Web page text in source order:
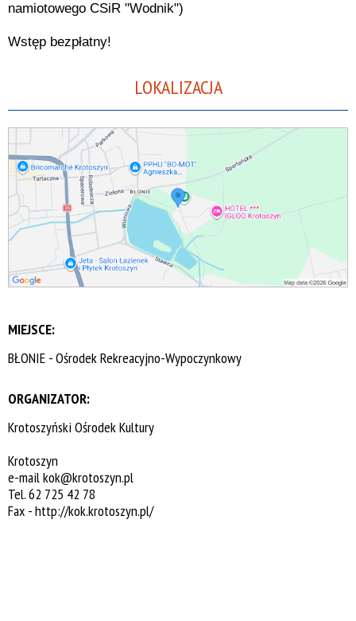
namiotowego CSiR "Wodnik")
Wstęp bezpłatny!
LOKALIZACJA
MIEJSCE:
BŁONIE - Ośrodek Rekreacyjno-Wypoczynkowy
ORGANIZATOR:
Krotoszyński Ośrodek Kultury
Krotoszyn
e-mailkok@krotoszyn.pl
Tel. 62 725 42 78
Fax -http://kok.krotoszyn.pl/